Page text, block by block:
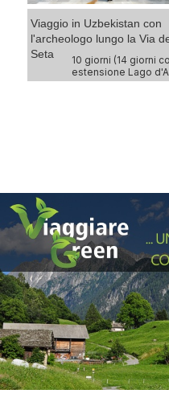
Viaggio in Uzbekistan con
l'archeologo lungo la Via
Seta
10 giorni (14 giorni
estensione Lago